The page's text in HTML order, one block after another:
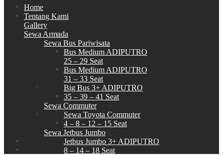
Home
Tentang Kami
Gallery
Sewa Armada
Sewa Bus Pariwisata
Bus Medium ADIPUTRO
25 – 29 Seat
Bus Medium ADIPUTRO
31 – 33 Seat
Big Bus 3+ ADIPUTRO
35 – 39 – 41 Seat
Sewa Commuter
Sewa Toyota Commuter
4 – 8 – 12 – 15 Seat
Sewa Jetbus Jumbo
Jetbus Jumbo 3+ ADIPUTRO
8 – 14 – 18 Seat